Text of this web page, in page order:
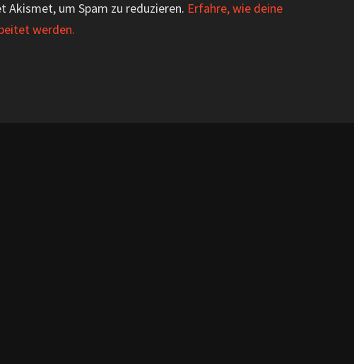
Akismet, um Spam zu reduzieren. Erfahre, wie deine
werden.